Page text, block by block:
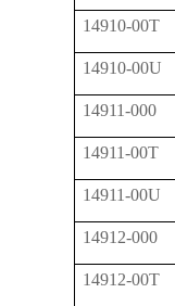
14910-00T
14910-00U
14911-000
14911-00T
14911-00U
14912-000
14912-00T